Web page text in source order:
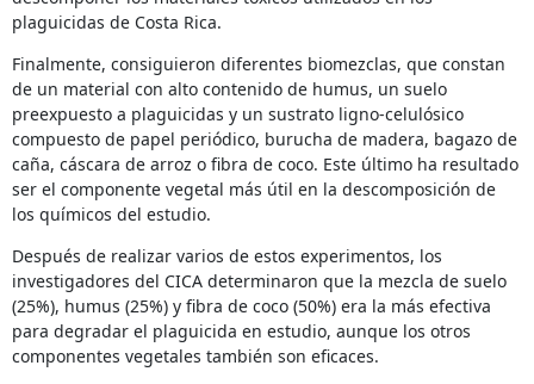
plaguicidas de Costa Rica.
Finalmente, consiguieron diferentes biomezclas, que constan
de un material con alto contenido de humus, un suelo
preexpuesto a plaguicidas y un sustrato ligno-celulósico
compuesto de papel periódico, burucha de madera, bagazo de
caña, cáscara de arroz o fibra de coco. Este último ha resultado
ser el componente vegetal más útil en la descomposición de
los químicos del estudio.
Después de realizar varios de estos experimentos, los
investigadores del CICA determinaron que la mezcla de suelo
(25%), humus (25%) y fibra de coco (50%) era la más efectiva
para degradar el plaguicida en estudio, aunque los otros
componentes vegetales también son eficaces.